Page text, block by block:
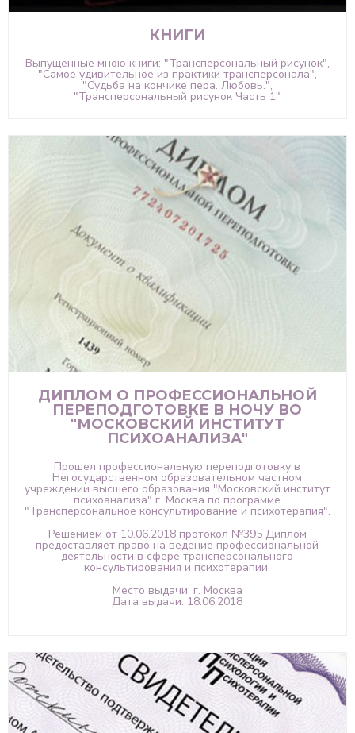
КНИГИ
Выпущенные мною книги: "Трансперсональный рисунок",
"Самое удивительное из практики трансперсонала",
"Судьба на кончике пера. Любовь.",
"Трансперсональный рисунок Часть 1"
ДИПЛОМ О ПРОФЕССИОНАЛЬНОЙ
ПЕРЕПОДГОТОВКЕ В НОЧУ ВО
"МОСКОВСКИЙ ИНСТИТУТ
ПСИХОАНАЛИЗА"
Прошел профессиональную переподготовку в
Негосударственном образовательном частном
учреждении высшего образования "Московский институт
психоанализа" г. Москва по программе
"Трансперсональное консультирование и психотерапия".
Решением от 10.06.2018 протокол №395 Диплом
предоставляет право на ведение профессиональной
деятельности в сфере трансперсонального
консультирования и психотерапии.
Место выдачи: г. Москва
Дата выдачи: 18.06.2018